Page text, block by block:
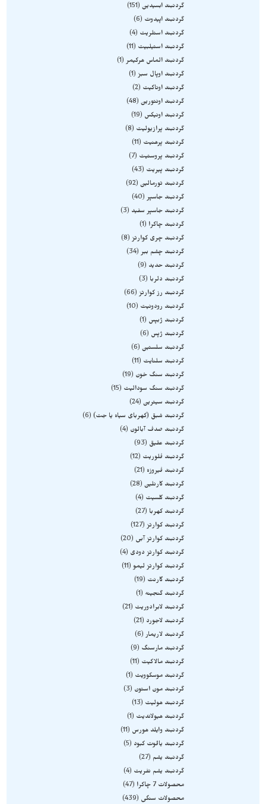
گردنبند ابسیدین 151
گردنبند اپیدوت
6
گردنبند استلریت
4
گردنبند استیلبیت
11
گردنبند الماس هرکیمر
1
گردنبند اوپال سبز
1
گردنبند اوناکیت
2
گردنبند اونتورین 48
گردنبند اونیکس
19
گردنبند پرازیولیت
8
گردنبند پرهنیت
11
گردنبند پروستیت
7
گردنبند پیریت
43
گردنبند تورمالین 92
گردنبند جاسپر
40
گردنبند جاسپر سفید
3
گردنبند چاکرا
1
گردنبند چری کوارتز
8
گردنبند چشم ببر
34
گردنبند حدید
9
گردنبند دلربا
3
گردنبند رز کوارتز
66
گردنبند رودونیت
10
گردنبند ژبپس
1
گردنبند ژپس
6
گردنبند سلستین 6
گردنبند سلنایت
11
گردنبند سنگ خون
19
گردنبند سنگ سودالیت
15
گردنبند سیترین 24
گردنبند شبق (کهربای سیاه یا جت) 6
گردنبند صدف آبالون
4
گردنبند عقیق
93
گردنبند فلوریت
12
گردنبند فیروزه
21
گردنبند کارنلین 28
گردنبند کلسیت
4
گردنبند کهربا
27
گردنبند کوارتز
127
گردنبند کوارتز آبی
20
گردنبند کوارتز دودی
4
گردنبند کوارتز لیمو
11
گردنبند گارنت
19
گردنبند گنجینه
1
گردنبند لابرادوریت
21
گردنبند لاجورد
21
گردنبند لاریمار
6
گردنبند مارسنگ
9
گردنبند مالاکیت
11
گردنبند موسکوویت
1
گردنبند مون استون
3
گردنبند هولیت
13
گردنبند هیولاندیت
1
گردنبند وایلد هورس
11
گردنبند یاقوت کبود
5
گردنبند یشم
27
گردنبند یشم نفریت
4
محصولات 7 چاکرا
47
محصولات سنگی
439